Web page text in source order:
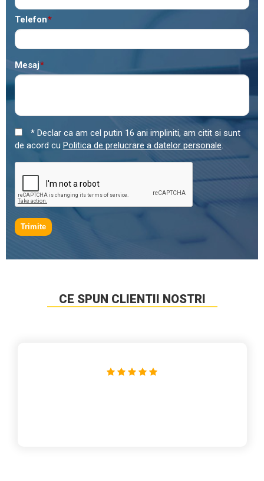
*
Telefon
*
Mesaj
* Declar ca am cel putin 16 ani impliniti, am citit si sunt
de acord cu Politica de prelucrare a datelor personale.
Trimite
CE SPUN CLIENTII NOSTRI